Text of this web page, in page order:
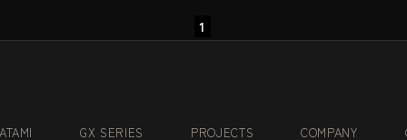
1
GX SERIES PROJECTS COMPANY